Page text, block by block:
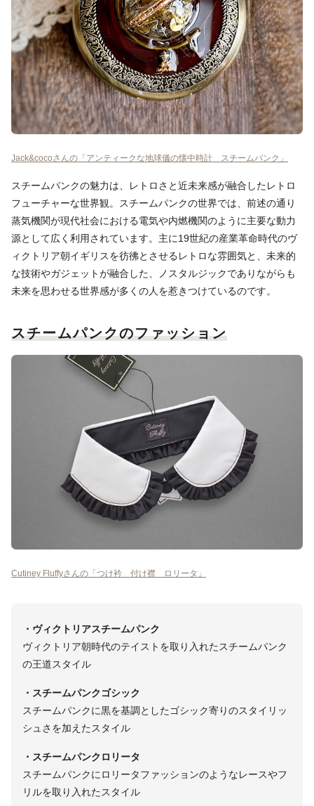
Jack&cocoさんの「アンティークな地球儀の懐中時計 スチームパンク」
スチームパンクの魅力は、レトロさと近未来感が融合したレトロ
フューチャーな世界観。スチームパンクの世界では、前述の通り
蒸気機関が現代社会における電気や内燃機関のように主要な動力
源として広く利用されています。主に19世紀の産業革命時代のヴ
ィクトリア朝イギリスを彷彿とさせるレトロな雰囲気と、未来的
な技術やガジェットが融合した、ノスタルジックでありながらも
未来を思わせる世界感が多くの人を惹きつけているのです。
スチームパンクのファッション
Cutiney Fluffyさんの「つけ衿 付け襟 ロリータ」
・ヴィクトリアスチームパンク
ヴィクトリア朝時代のテイストを取り入れたスチームパンク
の王道スタイル
・スチームパンクゴシック
スチームパンクに黒を基調としたゴシック寄りのスタイリッ
シュさを加えたスタイル
・スチームパンクロリータ
スチームパンクにロリータファッションのようなレースやフ
リルを取り入れたスタイル